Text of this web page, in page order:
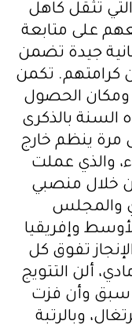
تثقل كاهل
على متابعة
جيدة تضمن
كرامتهم. تكمن
ومكان الحصول
السنة بالذكرى
مرة ينظم خارج
والذي عملت
خلال منصبي
والمجلس
وإفريقيا
تفوق كل
ألن التتويج
سبق وأن فزت
سنة 2009 بالبرتغال، وبالرتبة